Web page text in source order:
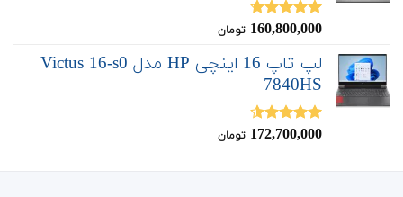
نمره4.67
160,800,000 تومان
لپ تاپ 16 اینچی HP مدل Victus 16-s0
7840HS
نمره4.50
172,700,000 تومان